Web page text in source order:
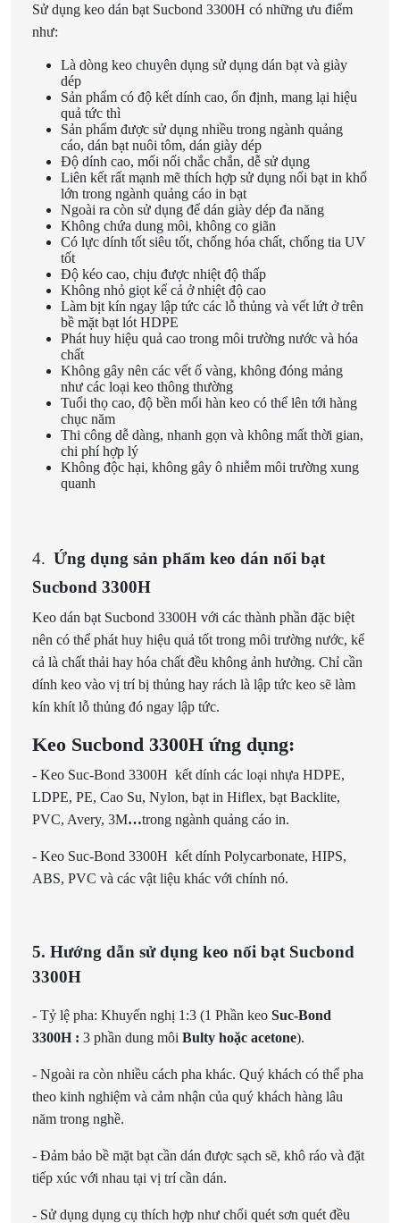
Sử dụng keo dán bạt Sucbond 3300H có những ưu điểm
như:
Là dòng keo chuyên dụng sử dụng dán bạt và giày
dép
Sản phẩm có độ kết dính cao, ổn định, mang lại hiệu
quả tức thì
Sản phẩm được sử dụng nhiều trong ngành quảng
cáo, dán bạt nuôi tôm, dán giày dép
Độ dính cao, mối nối chắc chắn, dễ sử dụng
Liên kết rất mạnh mẽ thích hợp sử dụng nối bạt in khổ
lớn trong ngành quảng cáo in bạt
Ngoài ra còn sử dụng để dán giày dép đa năng
Không chứa dung môi, không co giãn
Có lực dính tốt siêu tốt, chống hóa chất, chống tia UV
tốt
Độ kéo cao, chịu được nhiệt độ thấp
Không nhỏ giọt kể cả ở nhiệt độ cao
Làm bịt kín ngay lập tức các lỗ thủng và vết lứt ở trên
bề mặt bạt lót HDPE
Phát huy hiệu quả cao trong môi trường nước và hóa
chất
Không gây nên các vết ố vàng, không đóng mảng
như các loại keo thông thường
Tuổi thọ cao, độ bền mối hàn keo có thể lên tới hàng
chục năm
Thi công dễ dàng, nhanh gọn và không mất thời gian,
chi phí hợp lý
Không độc hại, không gây ô nhiễm môi trường xung
quanh
4. Ứng dụng sản phẩm keo dán nối bạt
Sucbond 3300H
Keo dán bạt Sucbond 3300H với các thành phần đặc biệt
nên có thể phát huy hiệu quả tốt trong môi trường nước, kể
cả là chất thải hay hóa chất đều không ảnh hưởng. Chỉ cần
dính keo vào vị trí bị thủng hay rách là lập tức keo sẽ làm
kín khít lỗ thủng đó ngay lập tức.
Keo Sucbond 3300H ứng dụng:
- Keo Suc-Bond 3300H kết dính các loại nhựa HDPE,
LDPE, PE, Cao Su, Nylon, bạt in Hiflex, bạt Backlite,
PVC, Avery, 3M…trong ngành quảng cáo in.
- Keo Suc-Bond 3300H kết dính Polycarbonate, HIPS,
ABS, PVC và các vật liệu khác với chính nó.
5. Hướng dẫn sử dụng keo nối bạt Sucbond
3300H
- Tỷ lệ pha: Khuyến nghị 1:3 (1 Phần keo Suc-Bond
3300H : 3 phần dung môi Bulty hoặc acetone).
- Ngoài ra còn nhiều cách pha khác. Quý khách có thể pha
theo kinh nghiệm và cảm nhận của quý khách hàng lâu
năm trong nghề.
- Đảm bảo bề mặt bạt cần dán được sạch sẽ, khô ráo và đặt
tiếp xúc với nhau tại vị trí cần dán.
- Sử dụng dụng cụ thích hợp như chổi quét sơn quét đều